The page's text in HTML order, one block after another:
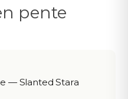
pente
— Slanted Stara